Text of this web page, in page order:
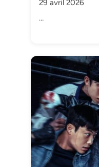
29 avril 2026
…